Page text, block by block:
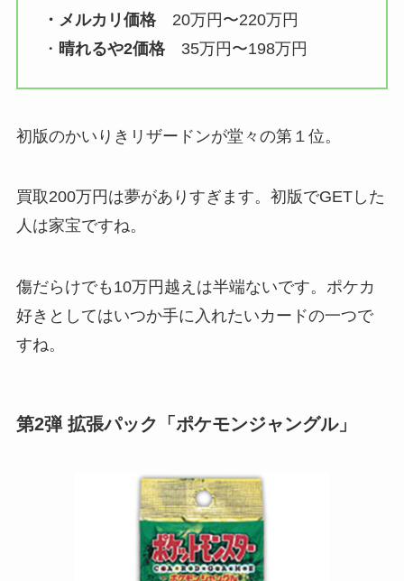
・メルカリ価格20万円〜220万円
・ 晴れるや2価格35万円〜198万円
初版のかいりきリザードンが堂々の第１位。
買取200万円は夢がありすぎます。初版でGETした
人は家宝ですね。
傷だらけでも10万円越えは半端ないです。ポケカ
好きとしてはいつか手に入れたいカードの一つで
すね。
第2弾 拡張パック「ポケモンジャングル」